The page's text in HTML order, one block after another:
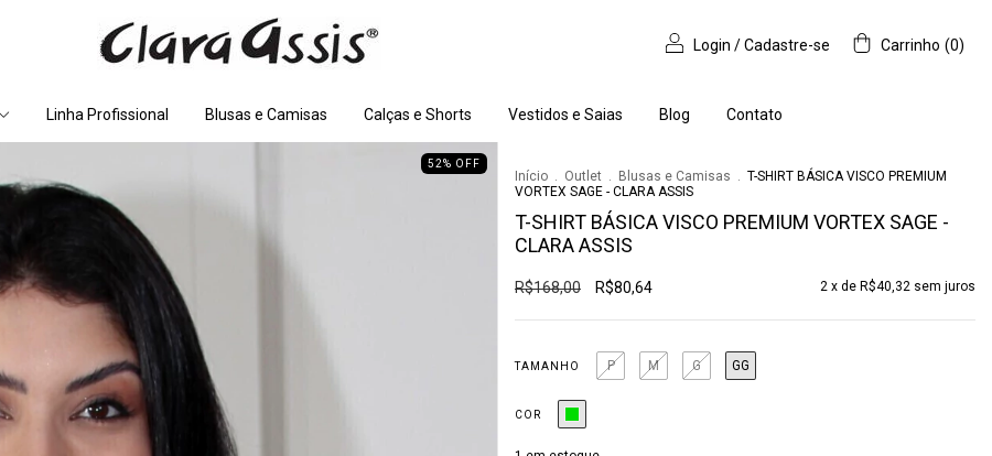
Login /Cadastre-se Carrinho (0)
Linha Profissional Blusas e Camisas Calças e Shorts Vestidos e Saias Blog Contato
52% OFF
Início . Outlet . Blusas e Camisas . T-SHIRT BÁSICA VISCO PREMIUM
VORTEX SAGE - CLARA ASSIS
T-SHIRT BÁSICA VISCO PREMIUM VORTEX SAGE -
CLARA ASSIS
R$168,00 R$80,64 2 x de R$40,32 sem juros
TAMANHO P M G GG
COR